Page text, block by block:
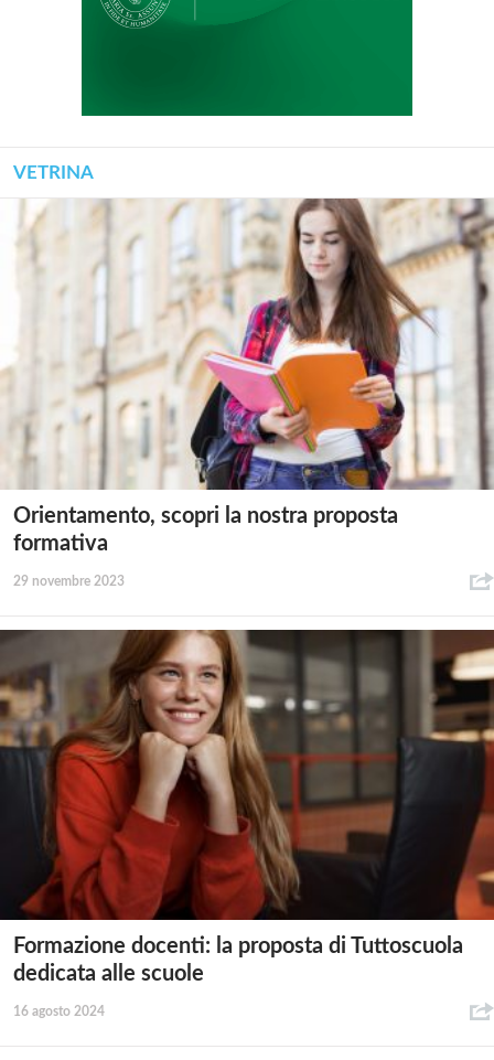
VETRINA
Orientamento, scopri la nostra proposta
formativa
29 novembre 2023
Formazione docenti: la proposta di Tuttoscuola
dedicata alle scuole
16 agosto 2024